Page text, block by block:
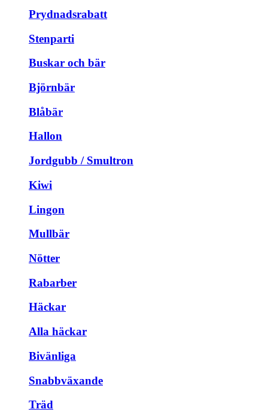
Prydnadsrabatt
Stenparti
Buskar och bär
Björnbär
Blåbär
Hallon
Jordgubb / Smultron
Kiwi
Lingon
Mullbär
Nötter
Rabarber
Häckar
Alla häckar
Bivänliga
Snabbväxande
Träd